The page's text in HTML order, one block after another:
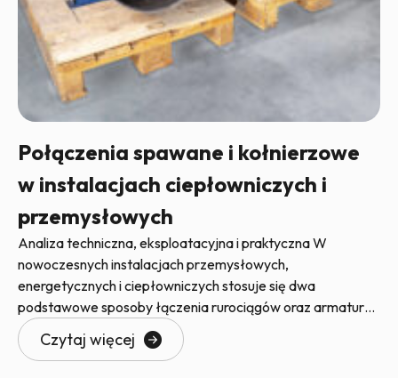
Połączenia spawane i kołnierzowe
w instalacjach ciepłowniczych i
przemysłowych
Analiza techniczna, eksploatacyjna i praktyczna W
nowoczesnych instalacjach przemysłowych,
energetycznych i ciepłowniczych stosuje się dwa
podstawowe sposoby łączenia rurociągów oraz armatury:
połączenia spawane, połączenia kołnierzowe. Oba
rozwiązania posiadają
Czytaj więcej